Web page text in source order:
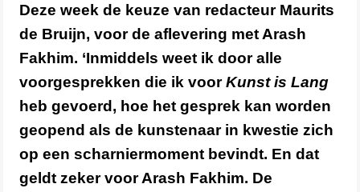
Deze week de keuze van redacteur Maurits
de Bruijn, voor de aflevering met Arash
Fakhim. ‘Inmiddels weet ik door alle
voorgesprekken die ik voorKunst is Lang
heb gevoerd, hoe het gesprek kan worden
geopend als de kunstenaar in kwestie zich
op een scharniermoment bevindt. En dat
geldt zeker voor Arash Fakhim. De